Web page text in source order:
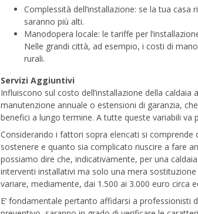
Complessità dell’installazione: se la tua
saranno più alti.
Manodopera locale: le tariffe per
Nelle grandi città, ad esempio, i costi di
rurali.
Servizi Aggiuntivi
Influiscono sul costo dell’installazione della
manutenzione annuale o estensioni di garanzia,
benefici a lungo termine. A tutte queste variabili va
Considerando i fattori sopra elencati si
sostenere e quanto sia complicato riuscire a fare
possiamo dire che, indicativamente, per una
interventi installativi ma solo una mera
variare, mediamente, dai 1.500 ai 3.000 euro circa
E’ fondamentale pertanto affidarsi a